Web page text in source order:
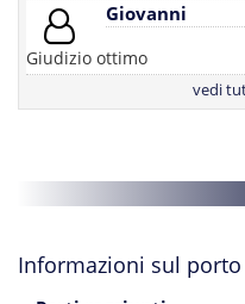
Giovanni
Giudizio ottimo
vedi
Informazioni sul